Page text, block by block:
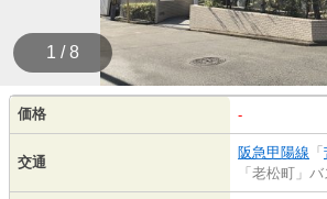
1 / 8
価格 -
交通
阪急甲陽線 「
「老松町」